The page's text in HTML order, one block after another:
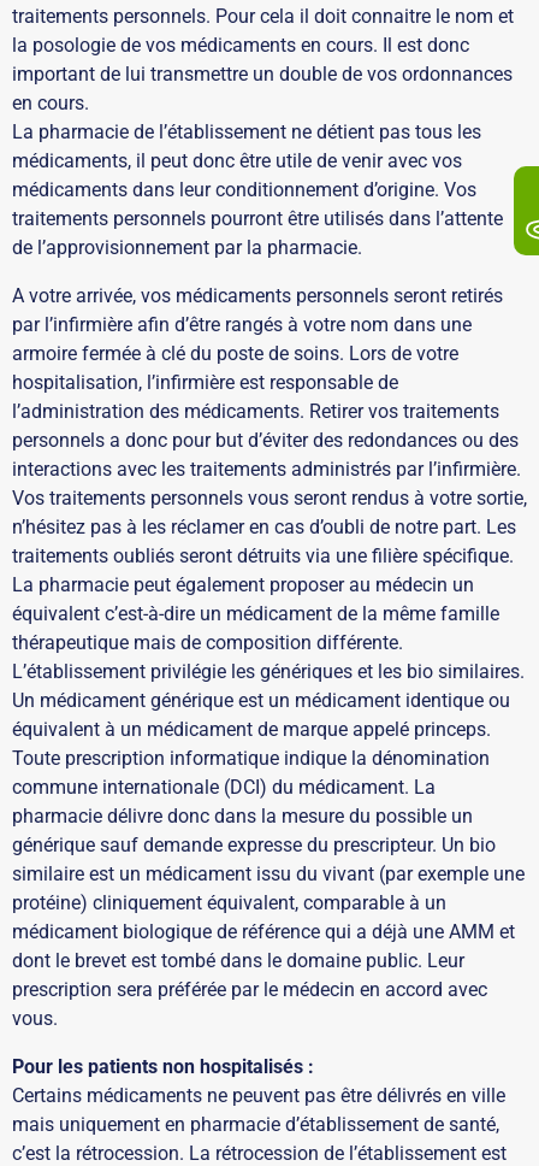
traitements personnels. Pour cela il doit connaitre le nom et
la posologie de vos médicaments en cours. Il est donc
important de lui transmettre un double de vos ordonnances
en cours.
La pharmacie de l’établissement ne détient pas tous les
médicaments, il peut donc être utile de venir avec vos
médicaments dans leur conditionnement d’origine. Vos
traitements personnels pourront être utilisés dans l’attente
de l’approvisionnement par la pharmacie.
A votre arrivée, vos médicaments personnels seront retirés
par l’infirmière afin d’être rangés à votre nom dans une
armoire fermée à clé du poste de soins. Lors de votre
hospitalisation, l’infirmière est responsable de
l’administration des médicaments. Retirer vos traitements
personnels a donc pour but d’éviter des redondances ou des
interactions avec les traitements administrés par l’infirmière.
Vos traitements personnels vous seront rendus à votre sortie,
n’hésitez pas à les réclamer en cas d’oubli de notre part. Les
traitements oubliés seront détruits via une filière spécifique.
La pharmacie peut également proposer au médecin un
équivalent c’est-à-dire un médicament de la même famille
thérapeutique mais de composition différente.
L’établissement privilégie les génériques et les bio similaires.
Un médicament générique est un médicament identique ou
équivalent à un médicament de marque appelé princeps.
Toute prescription informatique indique la dénomination
commune internationale (DCI) du médicament. La
pharmacie délivre donc dans la mesure du possible un
générique sauf demande expresse du prescripteur. Un bio
similaire est un médicament issu du vivant (par exemple une
protéine) cliniquement équivalent, comparable à un
médicament biologique de référence qui a déjà une AMM et
dont le brevet est tombé dans le domaine public. Leur
prescription sera préférée par le médecin en accord avec
vous.
Pour les patients non hospitalisés :
Certains médicaments ne peuvent pas être délivrés en ville
mais uniquement en pharmacie d’établissement de santé,
c’est la rétrocession. La rétrocession de l’établissement est